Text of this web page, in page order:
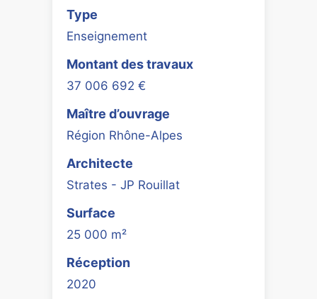
Type
Enseignement
Montant des travaux
37 006 692 €
Maître d’ouvrage
Région Rhône-Alpes
Architecte
Strates - JP Rouillat
Surface
25 000 m²
Réception
2020